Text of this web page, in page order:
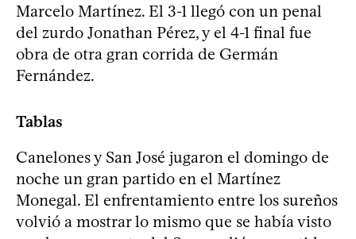
Marcelo Martínez. El 3-1 llegó con un penal
del zurdo Jonathan Pérez, y el 4-1 final fue
obra de otra gran corrida de Germán
Fernández.
Tablas
Canelones y San José jugaron el domingo de
noche un gran partido en el Martínez
Monegal. El enfrentamiento entre los sureños
volvió a mostrar lo mismo que se había visto